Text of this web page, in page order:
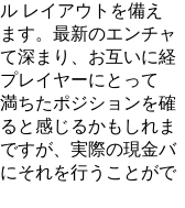
レイアウトを備え
す。最新のエンチャ
深まり、お互いに経
レイヤーにとって
ちたポジションを確
と感じるかもしれま
すが、実際の現金バ
それを行うことがで